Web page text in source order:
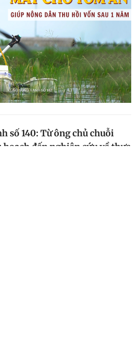
số 140: Từ ông chủ chuỗi
hoạch đến nghiên cứu về thực